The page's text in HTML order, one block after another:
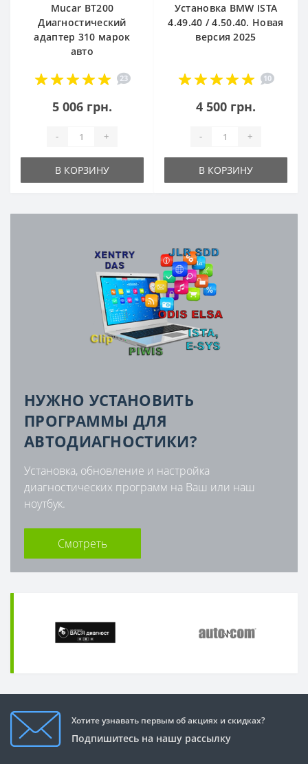
Mucar BT200
Диагностический
адаптер 310 марок
авто
23
5 006 грн.
- +
В КОРЗИНУ
Установка BMW ISTA
4.49.40 / 4.50.40. Новая
версия 2025
10
4 500 грн.
- +
В КОРЗИНУ
НУЖНО УСТАНОВИТЬ
ПРОГРАММЫ ДЛЯ
АВТОДИАГНОСТИКИ?
Установка, обновление и настройка
диагностических программ на Ваш или наш
ноутбук.
Смотреть
Хотите узнавать первым об акциях и скидках?
Подпишитесь на нашу рассылку